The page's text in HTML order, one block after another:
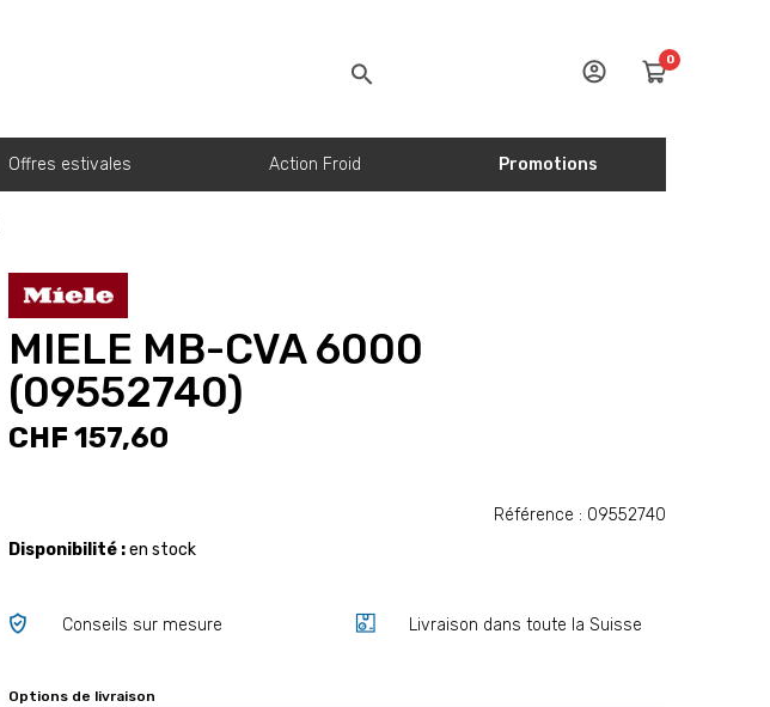
0
Offres estivales Action Froid Promotions
MIELE MB-CVA 6000
(09552740)
CHF 157,60
Référence : 09552740
Disponibilité :en stock
Conseils sur mesure Livraison dans toute la Suisse
Options de livraison